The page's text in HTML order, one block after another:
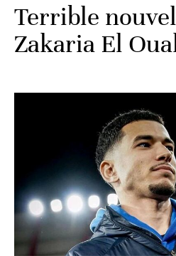
Terrible
Zakaria El